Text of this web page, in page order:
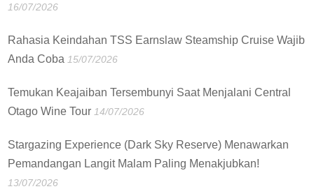
16/07/2026
Rahasia Keindahan TSS Earnslaw Steamship Cruise Wajib
Anda Coba 15/07/2026
Temukan Keajaiban Tersembunyi Saat Menjalani Central
Otago Wine Tour 14/07/2026
Stargazing Experience (Dark Sky Reserve) Menawarkan
Pemandangan Langit Malam Paling Menakjubkan!
13/07/2026